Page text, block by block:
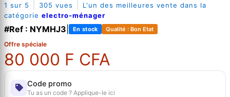
1 sur 5 305 vues
L'un des meilleures vente dans la
catégorie electro-ménager
#Ref : NYMHJ3 En stock Qualité : Bon Etat
Offre spéciale
80 000 F CFA
Code promo
Tu as un code ? Applique-le ici